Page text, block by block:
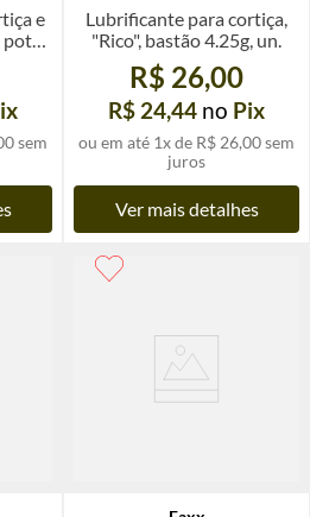
e
sem
Lubrificante para cortiça,
"Rico", bastão 4.25g, un.
R$ 26,00
R$ 24,44 no Pix
ou em até 1x de R$ 26,00sem
juros
Ver mais detalhes